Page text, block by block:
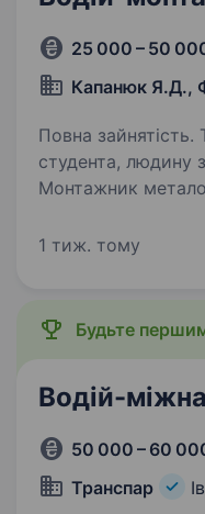
25 000 – 50
Капанюк Я.Д.,
Повна зайнятість.
студента, людину з
Монтажник
монтажника. Обов’язки:
до них;…
1 тиж. тому
Будьте
Водій-
50 000 – 60
Транспар